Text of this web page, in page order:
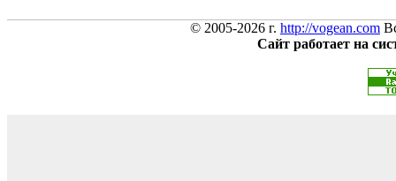
© 2005-2026 г. http://vogean.com
Сайт работает на